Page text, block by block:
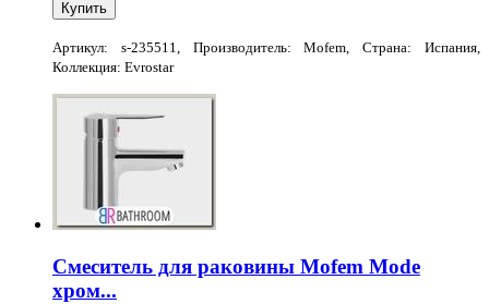
Артикул: s-235511, Производитель: Mofem, Страна: Испания,
Коллекция: Evrostar
Смеситель для раковины Mofem Mode
хром...